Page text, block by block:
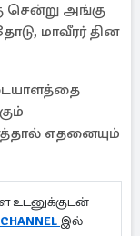
சென்று அங்கு
மாவீரர் தின
எதனையும்
உடனுக்குடன்
இல்